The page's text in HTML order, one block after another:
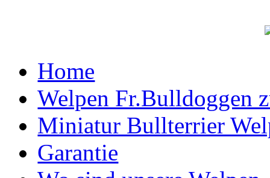
Home
Welpen Fr.Bulldoggen
Miniatur Bullterrier
Garantie